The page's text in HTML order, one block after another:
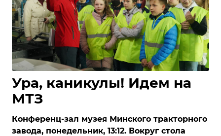
Ура, каникулы! Идем на
МТЗ
Конференц-зал музея Минского тракторного
завода, понедельник, 13:12. Вокруг стола